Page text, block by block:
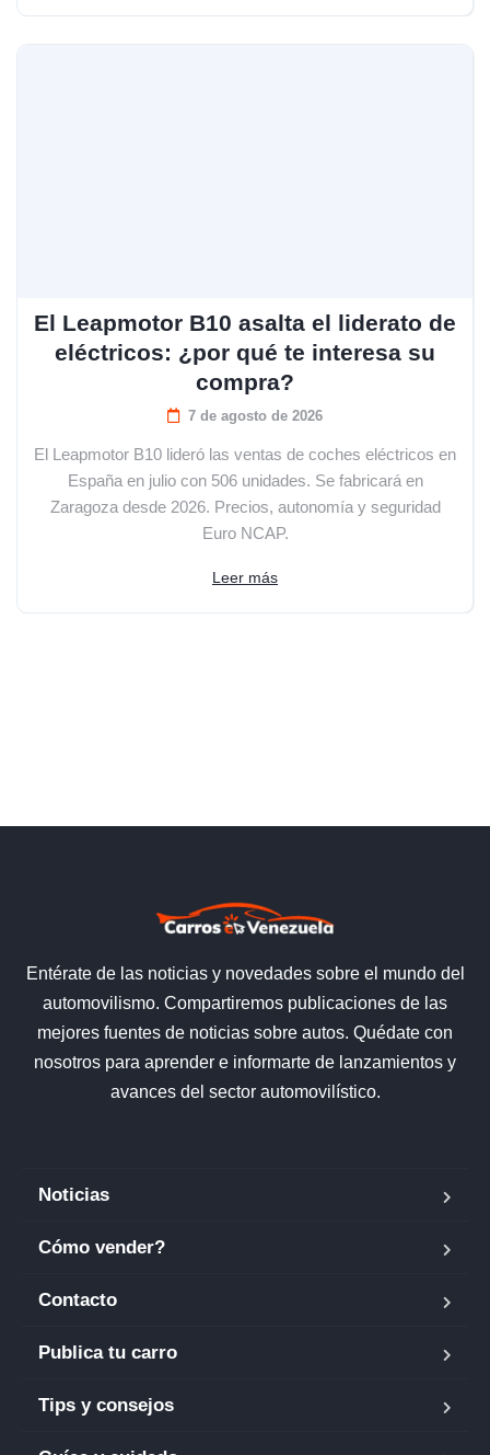
El Leapmotor B10 asalta el liderato de
eléctricos: ¿por qué te interesa su
compra?
7 de agosto de 2026
El Leapmotor B10 lideró las ventas de coches eléctricos en
España en julio con 506 unidades. Se fabricará en
Zaragoza desde 2026. Precios, autonomía y seguridad
Euro NCAP.
Leer más
Entérate de las noticias y novedades sobre el mundo del
automovilismo. Compartiremos publicaciones de las
mejores fuentes de noticias sobre autos. Quédate con
nosotros para aprender e informarte de lanzamientos y
avances del sector automovilístico.
Noticias
Cómo vender?
Contacto
Publica tu carro
Tips y consejos